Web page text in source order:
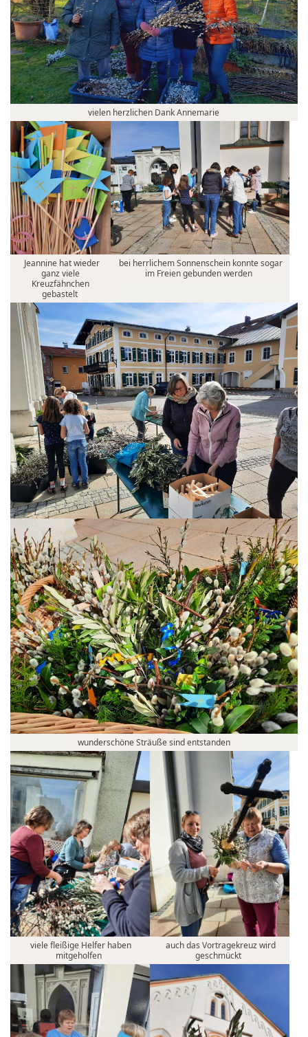
vielen herzlichen Dank Annemarie
Jeannine hat wieder
ganz viele
Kreuzfähnchen
gebastelt
bei herrlichem Sonnenschein konnte sogar
im Freien gebunden werden
wunderschöne Sträuße sind entstanden
viele fleißige Helfer haben
mitgeholfen
auch das Vortragekreuz wird
geschmückt